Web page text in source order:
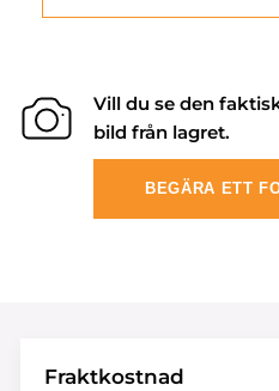
Vill du se den
bild från lagret.
BEGÄRA ETT
Fraktkostnad